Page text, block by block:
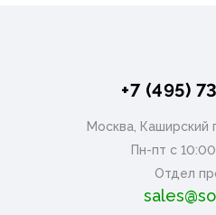
+7 (495)
Москва, Каширский
Пн-пт с
Отдел